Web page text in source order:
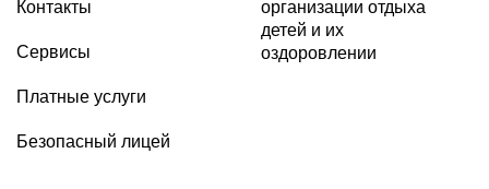
Контакты
Сервисы
Платные услуги
Безопасный лицей
организации отдыха
детей и их
оздоровлении